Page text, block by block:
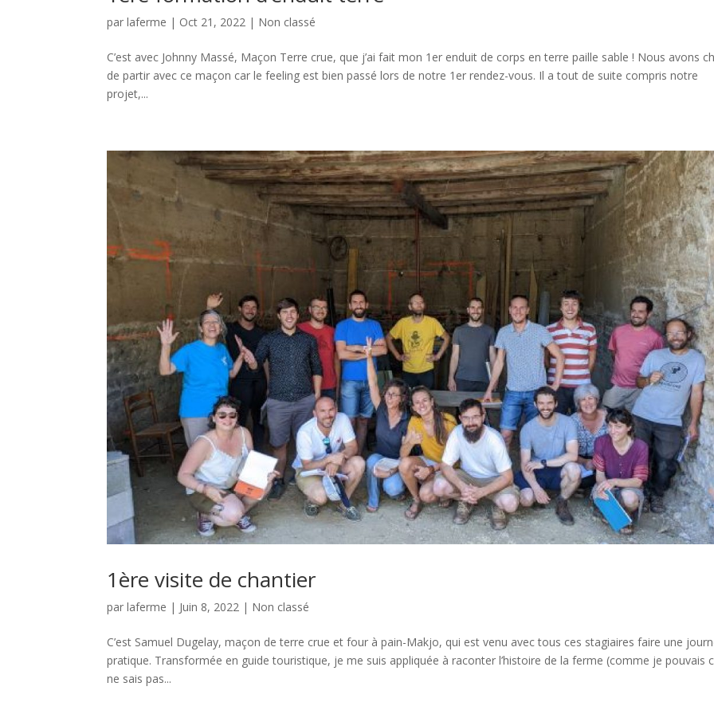
parlaferme | Oct 21, 2022 | Non classé
C’est avec Johnny Massé, Maçon Terre crue, que j’ai fait mon 1er enduit de corps en terre paille sable ! Nous avons
de partir avec ce maçon car le feeling est bien passé lors de notre 1er rendez-vous. Il a tout de suite compris notre
projet,...
1ère visite de chantier
parlaferme | Juin 8, 2022 | Non classé
C’est Samuel Dugelay, maçon de terre crue et four à pain-Makjo, qui est venu avec tous ces stagiaires faire une
pratique. Transformée en guide touristique, je me suis appliquée à raconter l’histoire de la ferme (comme je pouvais
ne sais pas...